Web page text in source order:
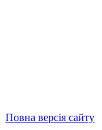
Повна версія сайту